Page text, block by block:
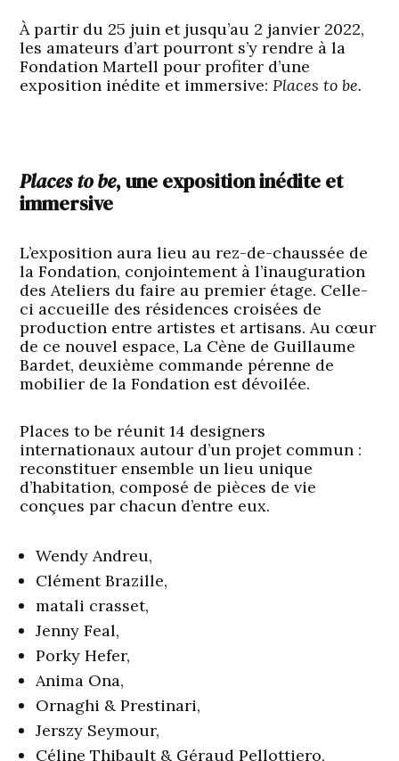
À partir du 25 juin et jusqu’au 2 janvier 2022,
les amateurs d’art pourront s’y rendre à la
Fondation Martell pour profiter d’une
exposition inédite et immersive:Places to be.
Places to be, une exposition inédite et
immersive
L’exposition aura lieu au rez-de-chaussée de
la Fondation, conjointement à l’inauguration
des Ateliers du faire au premier étage. Celle-
ci accueille des résidences croisées de
production entre artistes et artisans. Au cœur
de ce nouvel espace, La Cène de Guillaume
Bardet, deuxième commande pérenne de
mobilier de la Fondation est dévoilée.
Places to be réunit 14 designers
internationaux autour d’un projet commun :
reconstituer ensemble un lieu unique
d’habitation, composé de pièces de vie
conçues par chacun d’entre eux.
Wendy Andreu,
Clément Brazille,
matali crasset,
Jenny Feal,
Porky Hefer,
Anima Ona,
Ornaghi & Prestinari,
Jerszy Seymour,
Céline Thibault & Géraud Pellottiero,